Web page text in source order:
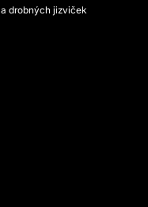
drobných jizviček